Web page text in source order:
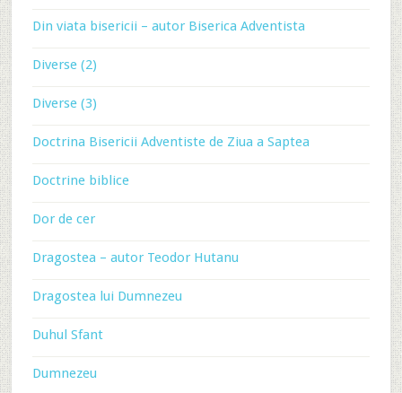
Din viata bisericii – autor Biserica Adventista
Diverse (2)
Diverse (3)
Doctrina Bisericii Adventiste de Ziua a Saptea
Doctrine biblice
Dor de cer
Dragostea – autor Teodor Hutanu
Dragostea lui Dumnezeu
Duhul Sfant
Dumnezeu